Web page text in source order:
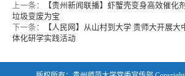
上一条：
【贵州新闻联播】虾蟹壳变身高效催化
垃圾变废为宝
下一条：
【人民网】从山村到大学 贵师大开展
体化研学实践活动